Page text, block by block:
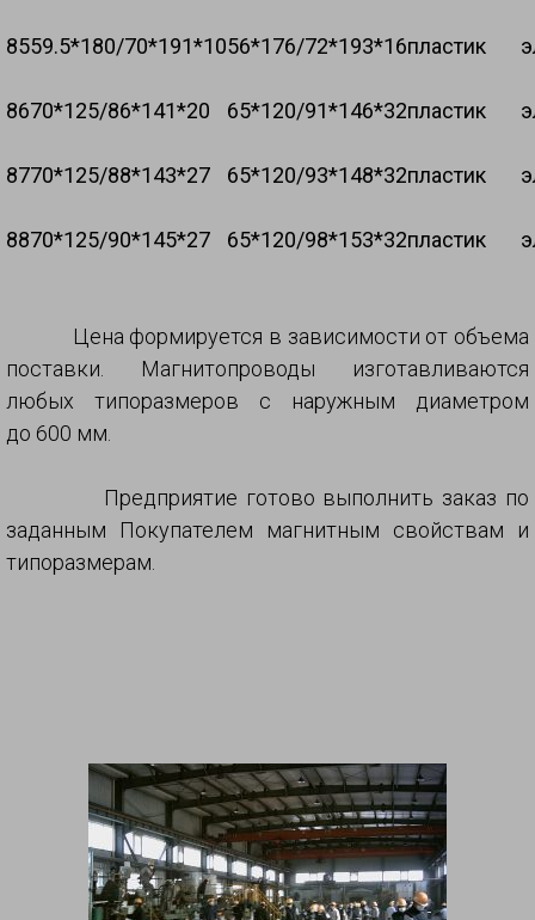
8559.5*180/70*191*1056*176/72*193*16пластик
8670*125/86*141*20 65*120/91*146*32пластик
8770*125/88*143*27 65*120/93*148*32пластик
8870*125/90*145*27 65*120/98*153*32пластик
Цена формируется в зависимости от объема
поставки. Магнитопроводы изготавливаются
любых типоразмеров с наружным диаметром
до 600 мм.
Предприятие готово выполнить заказ по
заданным Покупателем магнитным свойствам и
типоразмерам.